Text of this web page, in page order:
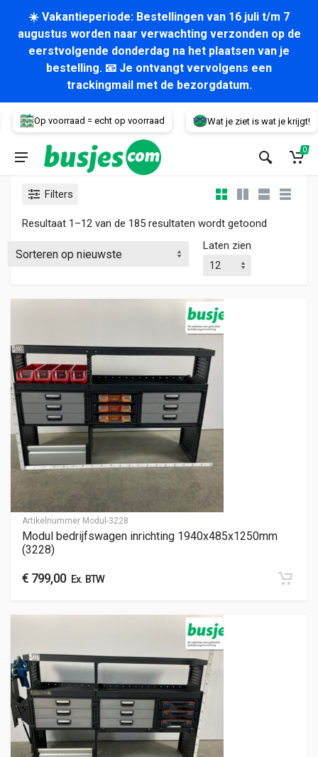
☀️ Vakantieperiode: Bestellingen van 16 juli t/m 7
augustus worden naar verwachting verzonden op de
eerstvolgende donderdag na het plaatsen van je
bestelling. 📧 Je ontvangt vervolgens een
trackingmail met de bezorgdatum.
Op voorraad = echt op voorraad Wat je ziet is wat je krijgt!
Voertuig
0
Filters
Resultaat 1–12 van de 185 resultaten wordt getoond
Laten zien
Artikelnummer Modul-3228
Modul bedrijfswagen inrichting 1940x485x1250mm
(3228)
€ 799,00Ex. BTW